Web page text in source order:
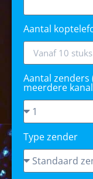
Aantal
Aantal
meerdere
Type zender